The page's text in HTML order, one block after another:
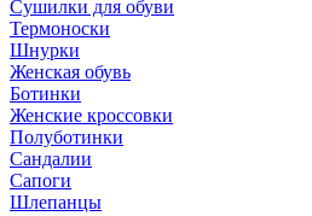
Сушилки для обуви
Термоноски
Шнурки
Женская обувь
Ботинки
Женские кроссовки
Полуботинки
Сандалии
Сапоги
Шлепанцы